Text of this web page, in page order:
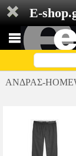
E-
ΑΝΔΡΑΣ-